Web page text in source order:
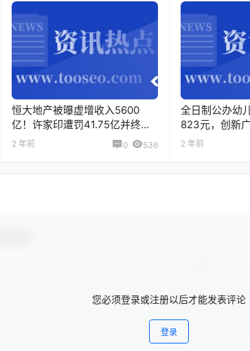
恒大地产被曝虚增收入5600
亿！许家印遭罚41.75亿并终身
禁入证券市场
2 年前 0 536
全日制公办幼
823元，创新
面
2 年前
您必须登录或注册以后才能发表评论
登录